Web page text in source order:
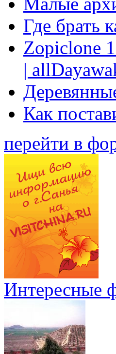
Где брать
Zopiclone
|
Как
перейти в
Интересные